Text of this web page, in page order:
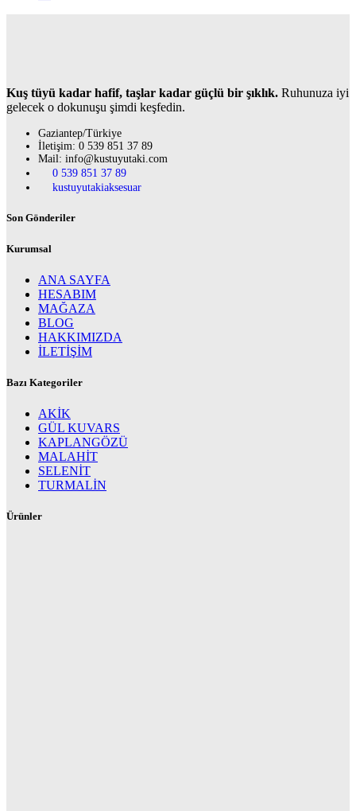
Kuş tüyü kadar hafif, taşlar kadar güçlü bir şıklık. Ruhunuza iyi
gelecek o dokunuşu şimdi keşfedin.
Gaziantep/Türkiye
İletişim: 0 539 851 37 89
Mail: info@kustuyutaki.com
0 539 851 37 89
kustuyutakiaksesuar
Son Gönderiler
Kurumsal
ANA SAYFA
HESABIM
MAĞAZA
BLOG
HAKKIMIZDA
İLETİŞİM
Bazı Kategoriler
AKİK
GÜL KUVARS
KAPLANGÖZÜ
MALAHİT
SELENİT
TURMALİN
Ürünler